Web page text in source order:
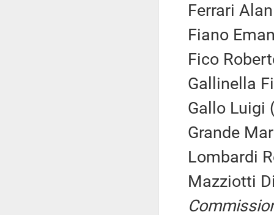
Ferrari
Fiano
Fico
Gallinella
Gallo Luigi
Grande
Lombardi
Mazziotti